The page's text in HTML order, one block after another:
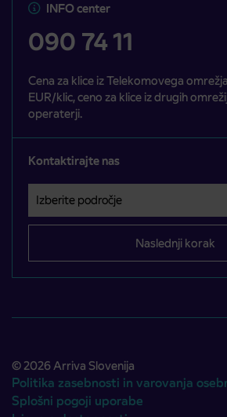
INFO center
090 74 11
Cena za klice iz Telekomovega
EUR/klic, ceno za klice iz drugih
operaterji.
Kontaktirajte nas
Izberite področje
Področje je obvezno izbrati.
Naslednji korak
© 2026 Arriva Slovenija
Politika zasebnosti in varovanja
Splošni pogoji uporabe